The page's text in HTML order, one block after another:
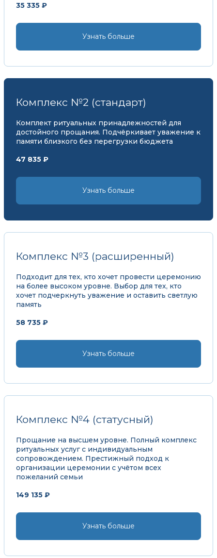
35 335 ₽
Узнать больше
Комплекс №2 (стандарт)
Комплект ритуальных принадлежностей для
достойного прощания. Подчёркивает уважение к
памяти близкого без перегрузки бюджета
47 835 ₽
Узнать больше
Комплекс №3 (расширенный)
Подходит для тех, кто хочет провести церемонию
на более высоком уровне. Выбор для тех, кто
хочет подчеркнуть уважение и оставить светлую
память
58 735 ₽
Узнать больше
Комплекс №4 (статусный)
Прощание на высшем уровне. Полный комплекс
ритуальных услуг с индивидуальным
сопровождением. Престижный подход к
организации церемонии с учётом всех
пожеланий семьи
149 135 ₽
Узнать больше